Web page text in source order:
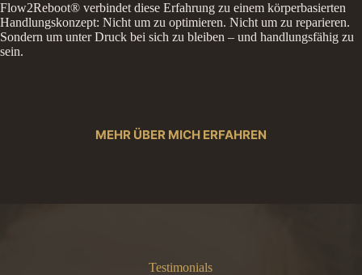
Flow2Reboot® verbindet diese Erfahrung zu einem körperbasierten
Handlungskonzept: Nicht um zu optimieren. Nicht um zu reparieren.
Sondern um unter Druck bei sich zu bleiben – und handlungsfähig zu
sein.
MEHR ÜBER MICH ERFAHREN
Testimonials